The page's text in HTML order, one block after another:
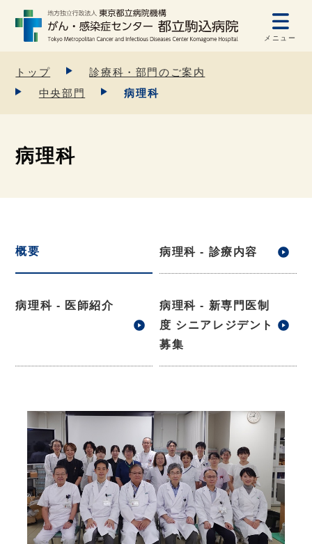
メニュー
トップ
診療科・部門のご案内
中央部門
病理科
病理科
概要 病理科 - 診療内容
病理科 - 医師紹介
病理科 - 新専門医制
度 シニアレジデント
募集